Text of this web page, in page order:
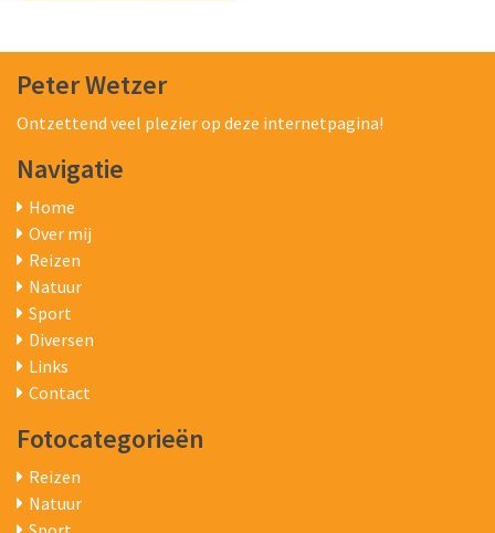
Peter Wetzer
Ontzettend veel plezier op deze internetpagina!
Navigatie
Home
Over mij
Reizen
Natuur
Sport
Diversen
Links
Contact
Fotocategorieën
Reizen
Natuur